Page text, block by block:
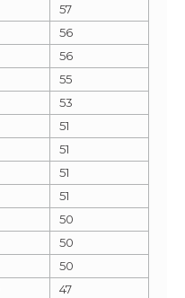
57
56
56
55
53
51
51
51
51
50
50
50
47